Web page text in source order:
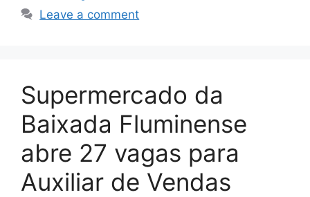
Leave a comment
Supermercado da
Baixada Fluminense
abre 27 vagas para
Auxiliar de Vendas